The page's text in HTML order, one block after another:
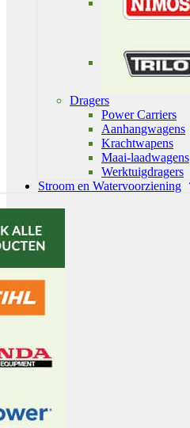
Dragers
Power Carriers
Aanhangwagens
Krachtwapens
Maai-laadwagens
Werktuigdragers
Stroom en Watervoorziening